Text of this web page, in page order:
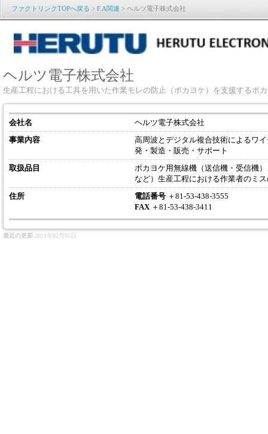
ファクトリンクTOPへ戻る > F.A関連 > ヘルツ電子株式会社
ヘルツ電子株式会社
生産工程における工具を用いた作業モレの防止（ポカヨケ）を支援するポ
会社名
ヘルツ電子株式会社
事業内容
高周波とデジタル複合技術によるワ
発・製造・販売・サポート
取扱品目
ポカヨケ用無線機（送信機・受信機
など）生産工程における作業者のミ
住所
電話番号 ＋81-53-438-3555
FAX＋81-53-438-3411
最近の更新 2021年02月05日